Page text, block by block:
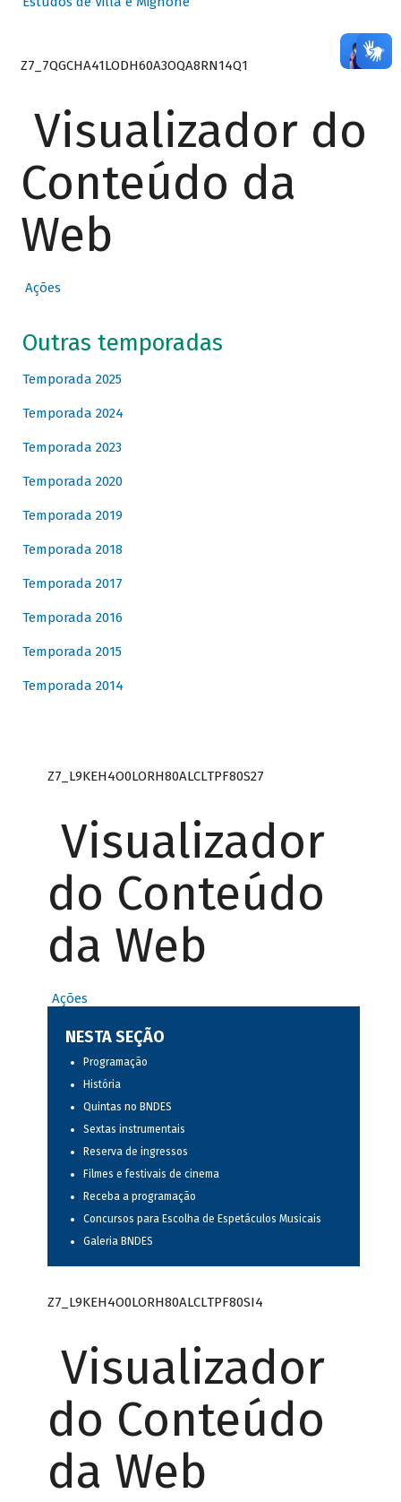
Z7_7QGCHA41LODH60A3OQA8RN14Q1
Visualizador do
Conteúdo da
Web
Ações
Outras temporadas
Temporada 2025
Temporada 2024
Temporada 2023
Temporada 2020
Temporada 2019
Temporada 2018
Temporada 2017
Temporada 2016
Temporada 2015
Temporada 2014
Z7_L9KEH4O0LORH80ALCLTPF80S27
Visualizador
do Conteúdo
da Web
Ações
NESTA SEÇÃO
Programação
História
Quintas no BNDES
Sextas instrumentais
Reserva de ingressos
Filmes e festivais de cinema
Receba a programação
Concursos para Escolha de Espetáculos Musicais
Galeria BNDES
Z7_L9KEH4O0LORH80ALCLTPF80SI4
Visualizador
do Conteúdo
da Web